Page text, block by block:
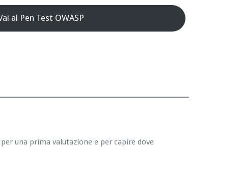
al Pen Test OWASP
una prima valutazione e per capire dove